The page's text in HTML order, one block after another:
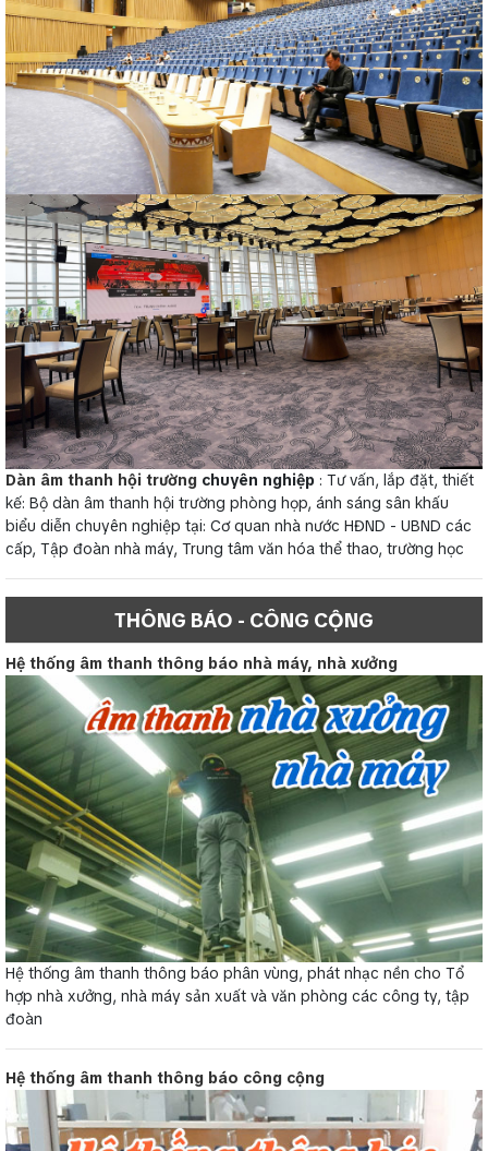
Dàn âm thanh hội trường chuyên nghiệp : Tư vấn, lắp đặt, thiết
kế: Bộ dàn âm thanh hội trường phòng họp, ánh sáng sân khấu
biểu diễn chuyên nghiệp tại: Cơ quan nhà nước HĐND - UBND các
cấp, Tập đoàn nhà máy, Trung tâm văn hóa thể thao, trường học
THÔNG BÁO - CÔNG CỘNG
Hệ thống âm thanh thông báo nhà máy, nhà xưởng
Hệ thống âm thanh thông báo phân vùng, phát nhạc nền cho Tổ
hợp nhà xưởng, nhà máy sản xuất và văn phòng các công ty, tập
đoàn
Hệ thống âm thanh thông báo công cộng